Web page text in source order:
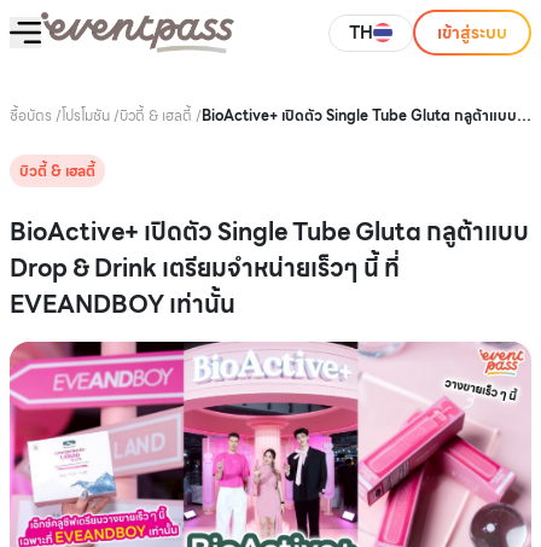
TH เข้าสู่ระบบ
ซื้อบัตร /โปรโมชัน/บิวตี้ & เฮลตี้ /BioActive+ เปิดตัว Single Tube Gluta กลูต้าแบบ
บิวตี้ & เฮลตี้
BioActive+ เปิดตัว Single Tube Gluta กลูต้าแบบ
Drop & Drink เตรียมจำหน่ายเร็วๆ นี้ ที่
EVEANDBOY เท่านั้น